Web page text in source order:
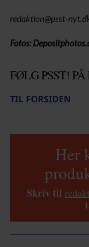
redaktion@psst-nyt.d
Fotos:
FØLG PSST!
TIL FORSIDEN
Her
Skriv til